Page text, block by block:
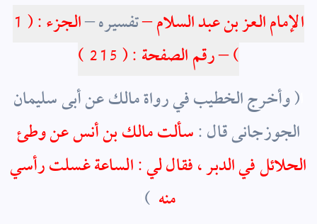
الإمام العز بن عبد السلام –تفسيره –
الجزء : ( 1
) – رقم الصفحة : ( 215 )
( وأخرج الخطيب في رواة مالك عن أبى سليمان
الجوزجانى قال :سألت مالك بن أنس عن وطئ
الحلائل في الدبر ، فقال لي : الساعة غسلت رأسي
منه )